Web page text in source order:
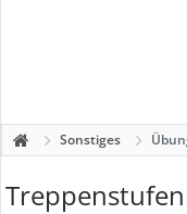
Sonstiges